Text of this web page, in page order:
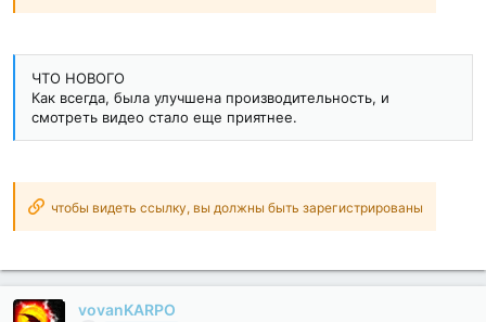
ЧТО НОВОГО
Как всегда, была улучшена производительность, и
смотреть видео стало еще приятнее.
чтобы видеть ссылку, вы должны быть зарегистрированы
vovanKARPO